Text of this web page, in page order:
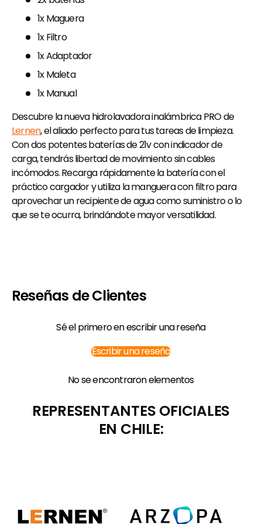
1x Maguera
1x Filtro
1x Adaptador
1x Maleta
1x Manual
Descubre la nueva hidrolavadora inalámbrica PRO de
Lernen, el aliado perfecto para tus tareas de limpieza.
Con dos potentes baterías de 21v con indicador de
carga, tendrás libertad de movimiento sin cables
incómodos. Recarga rápidamente la batería con el
práctico cargador y utiliza la manguera con filtro para
aprovechar un recipiente de agua como suministro o lo
que se te ocurra, brindándote mayor versatilidad.
Reseñas de Clientes
Sé el primero en escribir una reseña
Escribir una reseña
No se encontraron elementos
REPRESENTANTES OFICIALES
EN CHILE: